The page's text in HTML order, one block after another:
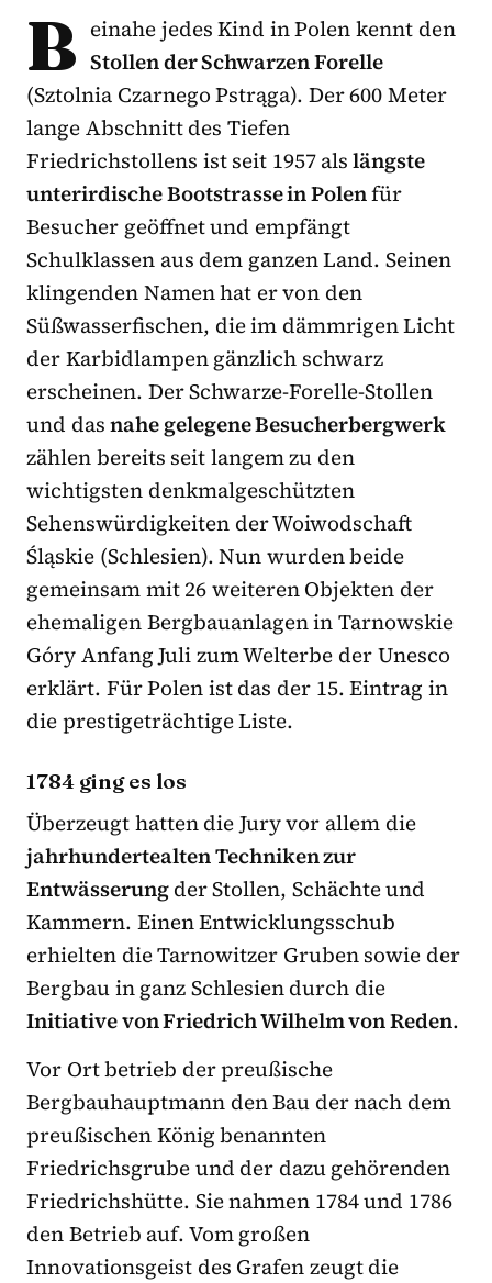
B einahe jedes Kind in Polen kennt den
Stollen der Schwarzen Forelle
(Sztolnia Czarnego Pstrąga). Der 600 Meter
lange Abschnitt des Tiefen
Friedrichstollens ist seit 1957 alslängste
unterirdische Bootstrasse in Polenfür
Besucher geöffnet und empfängt
Schulklassen aus dem ganzen Land. Seinen
klingenden Namen hat er von den
Süßwasserfischen, die im dämmrigen Licht
der Karbidlampen gänzlich schwarz
erscheinen. Der Schwarze-Forelle-Stollen
und dasnahe gelegene Besucherbergwerk
zählen bereits seit langem zu den
wichtigsten denkmalgeschützten
Sehenswürdigkeiten der Woiwodschaft
Śląskie (Schlesien). Nun wurden beide
gemeinsam mit 26 weiteren Objekten der
ehemaligen Bergbauanlagen in Tarnowskie
Góry Anfang Juli zum Welterbe der Unesco
erklärt. Für Polen ist das der 15. Eintrag in
die prestigeträchtige Liste.
1784 ging es los
Überzeugt hatten die Jury vor allem die
jahrhundertealten Techniken zur
Entwässerungder Stollen, Schächte und
Kammern. Einen Entwicklungsschub
erhielten die Tarnowitzer Gruben sowie der
Bergbau in ganz Schlesien durch die
Initiative von Friedrich Wilhelm von Reden.
Vor Ort betrieb der preußische
Bergbauhauptmann den Bau der nach dem
preußischen König benannten
Friedrichsgrube und der dazu gehörenden
Friedrichshütte. Sie nahmen 1784 und 1786
den Betrieb auf. Vom großen
Innovationsgeist des Grafen zeugt die